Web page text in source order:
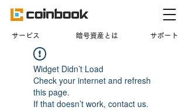
​サービス 暗号資産とは サポート
Widget Didn’t Load
Check your internet and refresh
this page.
If that doesn’t work, contact us.